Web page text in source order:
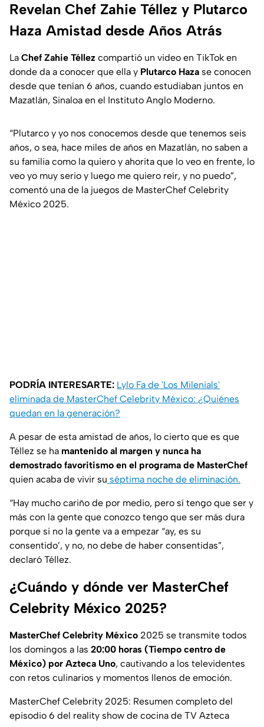
Revelan Chef Zahie Téllez y Plutarco
Haza Amistad desde Años Atrás
La Chef Zahie Téllez compartió un video en TikTok en
donde da a conocer que ella y Plutarco Haza se conocen
desde que tenían 6 años, cuando estudiaban juntos en
Mazatlán, Sinaloa en el Instituto Anglo Moderno.
“Plutarco y yo nos conocemos desde que tenemos seis
años, o sea, hace miles de años en Mazatlán, no saben a
su familia como la quiero y ahorita que lo veo en frente, lo
veo yo muy serio y luego me quiero reír, y no puedo”,
comentó una de la juegos de MasterChef Celebrity
México 2025.
PODRÍA INTERESARTE: Lylo Fa de 'Los Milenials'
eliminada de MasterChef Celebrity México: ¿Quiénes
quedan en la generación?
A pesar de esta amistad de años, lo cierto que es que
Téllez se ha mantenido al margen y nunca ha
demostrado favoritismo en el programa de MasterChef
quien acaba de vivir su séptima noche de eliminación.
“Hay mucho cariño de por medio, pero sí tengo que ser y
más con la gente que conozco tengo que ser más dura
porque si no la gente va a empezar “ay, es su
consentido’, y no, no debe de haber consentidas”,
declaró Téllez.
¿Cuándo y dónde ver MasterChef
Celebrity México 2025?
MasterChef Celebrity México 2025 se transmite todos
los domingos a las 20:00 horas (Tiempo centro de
México) por Azteca Uno, cautivando a los televidentes
con retos culinarios y momentos llenos de emoción.
MasterChef Celebrity 2025: Resumen completo del
episodio 6 del reality show de cocina de TV Azteca